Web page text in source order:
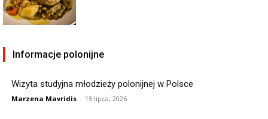
Informacje polonijne
Wizyta studyjna młodzieży polonijnej w Polsce
Marzena Mavridis - 15 lipca, 2026